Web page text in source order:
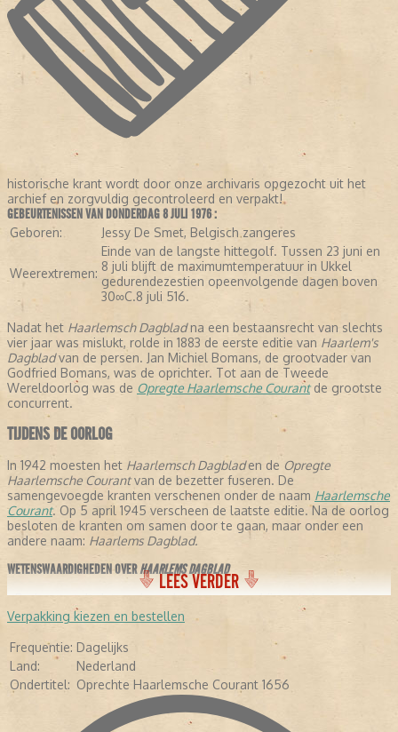
historische krant wordt door onze archivaris opgezocht uit het
archief en zorgvuldig gecontroleerd en verpakt!
GEBEURTENISSEN VAN DONDERDAG 8 JULI 1976 :
Geboren: Jessy De Smet, Belgisch zangeres
Weerextremen:
Einde van de langste hittegolf. Tussen 23 juni en
8 juli blijft de maximumtemperatuur in Ukkel
gedurendezestien opeenvolgende dagen boven
30∞C.8 juli 516.
Nadat het Haarlemsch Dagbladna een bestaansrecht van slechts
vier jaar was mislukt, rolde in 1883 de eerste editie van Haarlem's
Dagbladvan de persen. Jan Michiel Bomans, de grootvader van
Godfried Bomans, was de oprichter. Tot aan de Tweede
Wereldoorlog was de Opregte Haarlemsche Courantde grootste
concurrent.
TIJDENS DE OORLOG
In 1942 moesten het Haarlemsch Dagbladen de Opregte
Haarlemsche Courantvan de bezetter fuseren. De
samengevoegde kranten verschenen onder de naam Haarlemsche
Courant. Op 5 april 1945 verscheen de laatste editie. Na de oorlog
besloten de kranten om samen door te gaan, maar onder een
andere naam: Haarlems Dagblad.
WETENSWAARDIGHEDEN OVERHAARLEMS DAGBLAD
- De krant stelt dat ze de oudste krant verschijnende krant ter
wereld is, omdat ze is samengegaan met de
Opregte Haarlemsche
Courant
- In de negentiende eeuw schreven een aantal letterkundigen voor
de krant: Conrad Busken Huet en Eduard Douwes Dekker, beter
bekend als Multatuli.
- In 1948 kreeg de krant de toevoeging:Oprechte haarlemsche
In 2005 veranderde de avondkrant in een ochtendkrant.
LEES VERDER
Verpakking kiezen en bestellen
Frequentie: Dagelijks
Land:
Nederland
Ondertitel: Oprechte Haarlemsche Courant 1656